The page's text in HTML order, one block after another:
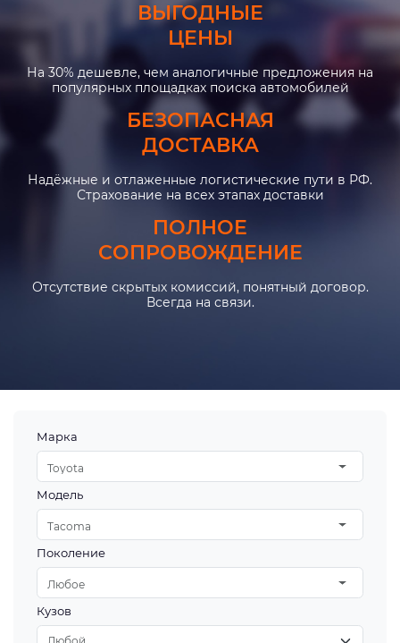
ВЫГОДНЫЕ
ЦЕНЫ
На 30% дешевле, чем аналогичные предложения на
популярных площадках поиска автомобилей
БЕЗОПАСНАЯ
ДОСТАВКА
Надёжные и отлаженные логистические пути в РФ.
Страхование на всех этапах доставки
ПОЛНОЕ
СОПРОВОЖДЕНИЕ
Отсутствие скрытых комиссий, понятный договор.
Всегда на связи.
Марка
Toyota
Модель
Tacoma
Поколение
Любое
Кузов